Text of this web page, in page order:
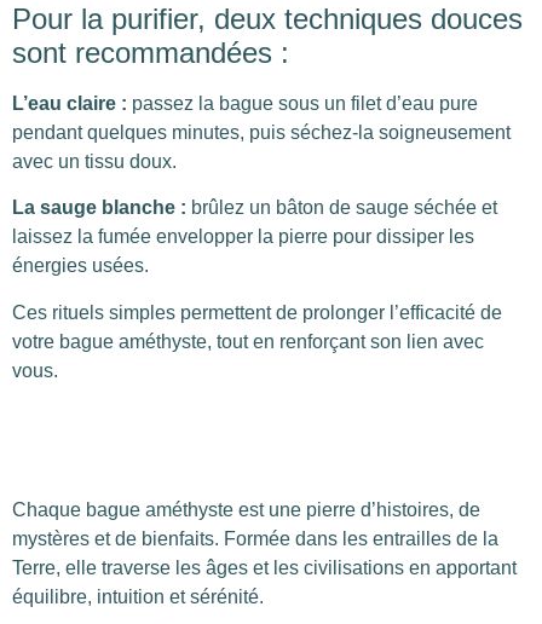
Pour la purifier, deux techniques douces
sont recommandées :
L’eau claire : passez la bague sous un filet d’eau pure
pendant quelques minutes, puis séchez-la soigneusement
avec un tissu doux.
La sauge blanche : brûlez un bâton de sauge séchée et
laissez la fumée envelopper la pierre pour dissiper les
énergies usées.
Ces rituels simples permettent de prolonger l’efficacité de
votre bague améthyste, tout en renforçant son lien avec
vous.
Chaque bague améthyste est une pierre d’histoires, de
mystères et de bienfaits. Formée dans les entrailles de la
Terre, elle traverse les âges et les civilisations en apportant
équilibre, intuition et sérénité.